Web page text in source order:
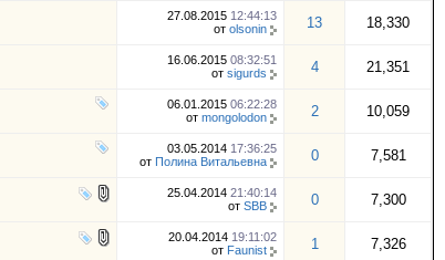
27.08.2015 12:44:13
от olsonin 13 18,330
16.06.2015 08:32:51
от sigurds 4 21,351
06.01.2015 06:22:28
от mongolodon 2 10,059
03.05.2014 17:36:25
от Полина Витальевна 0 7,581
25.04.2014 21:40:14
от SBB 0 7,300
20.04.2014 19:11:02
от Faunist 1 7,326